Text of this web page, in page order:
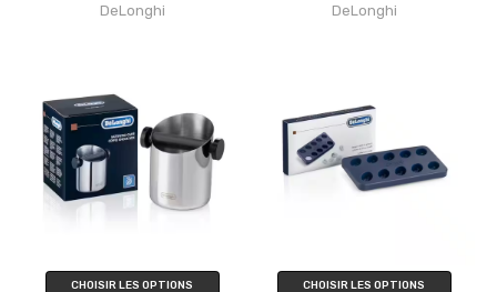
DeLonghi DeLonghi
CHOISIR LES OPTIONS CHOISIR LES OPTIONS